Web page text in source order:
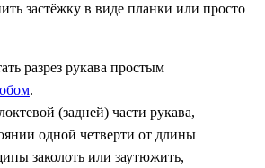
застёжку в виде планки или просто
разрез рукава простым
.
(задней) части рукава,
одной четверти от длины
заколоть или заутюжить,